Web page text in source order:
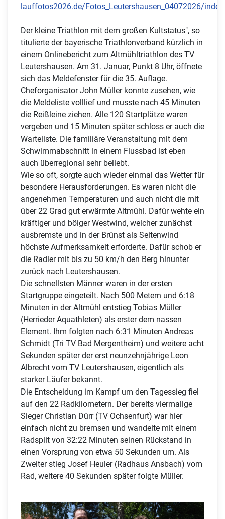
lauffotos2026.de/Fotos_Leutershausen_04072026/
Der kleine Triathlon mit dem großen Kultstatus", so
titulierte der bayerische Triathlonverband kürzlich in
einem Onlinebericht zum Altmühltriathlon des TV
Leutershausen. Am 31. Januar, Punkt 8 Uhr, öffnete
sich das Meldefenster für die 35. Auflage.
Cheforganisator John Müller konnte zusehen, wie
die Meldeliste volllief und musste nach 45 Minuten
die Reißleine ziehen. Alle 120 Startplätze waren
vergeben und 15 Minuten später schloss er auch die
Warteliste. Die familiäre Veranstaltung mit dem
Schwimmabschnitt in einem Flussbad ist eben
auch überregional sehr beliebt.
Wie so oft, sorgte auch wieder einmal das Wetter für
besondere Herausforderungen. Es waren nicht die
angenehmen Temperaturen und auch nicht die mit
über 22 Grad gut erwärmte Altmühl. Dafür wehte ein
kräftiger und böiger Westwind, welcher zunächst
ausbremste und in der Brünst als Seitenwind
höchste Aufmerksamkeit erforderte. Dafür schob er
die Radler mit bis zu 50 km/h den Berg hinunter
zurück nach Leutershausen.
Die schnellsten Männer waren in der ersten
Startgruppe eingeteilt. Nach 500 Metern und 6:18
Minuten in der Altmühl entstieg Tobias Müller
(Herrieder Aquathleten) als erster dem nassen
Element. Ihm folgten nach 6:31 Minuten Andreas
Schmidt (Tri TV Bad Mergentheim) und weitere acht
Sekunden später der erst neunzehnjährige Leon
Albrecht vom TV Leutershausen, eigentlich als
starker Läufer bekannt.
Die Entscheidung im Kampf um den Tagessieg fiel
auf den 22 Radkilometern. Der bereits viermalige
Sieger Christian Dürr (TV Ochsenfurt) war hier
einfach nicht zu bremsen und wandelte mit einem
Radsplit von 32:22 Minuten seinen Rückstand in
einen Vorsprung von etwa 50 Sekunden um. Als
Zweiter stieg Josef Heuler (Radhaus Ansbach) vom
Rad, weitere 40 Sekunden später folgte Müller.